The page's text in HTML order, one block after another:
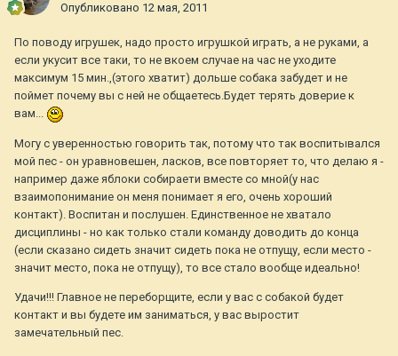
Опубликовано 12 мая, 2011
По поводу игрушек, надо просто игрушкой играть, а не руками, а
если укусит все таки, то не вкоем случае на час не уходите
максимум 15 мин.,(этого хватит) дольше собака забудет и не
поймет почему вы с ней не общаетесь.Будет терять доверие к
вам...
Могу с уверенностью говорить так, потому что так воспитывался
мой пес - он уравновешен, ласков, все повторяет то, что делаю я -
например даже яблоки собираети вместе со мной(у нас
взаимопонимание он меня понимает я его, очень хороший
контакт). Воспитан и послушен. Единственное не хватало
дисциплины - но как только стали команду доводить до конца
(если сказано сидеть значит сидеть пока не отпущу, если место -
значит место, пока не отпущу), то все стало вообще идеально!
Удачи!!! Главное не переборщите, если у вас с собакой будет
контакт и вы будете им заниматься, у вас выростит
замечательный пес.